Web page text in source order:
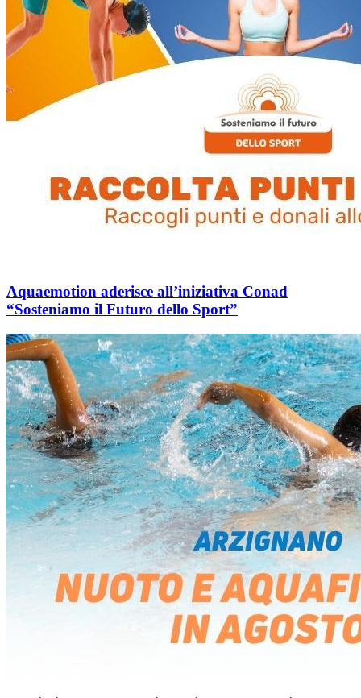
Aquaemotion aderisce all’iniziativa Conad
“Sosteniamo il Futuro dello Sport”